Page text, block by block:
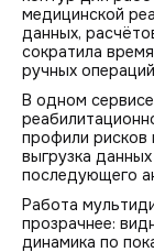
медицинской
данных,
сократила
ручных
В одном
профили рисков
выгрузка
последующего
Работа
прозрачнее:
динамика по